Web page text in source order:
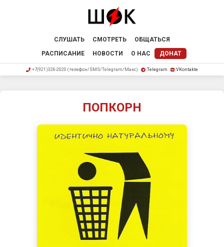
СЛУШАТЬ СМОТРЕТЬ
ОБЩАТЬСЯ
РАСПИСАНИЕ
НОВОСТИ О НАС ДОНАТ
+7(921)326-2020 (телефон/SMS/Telegram/Макс) Telegram VKontakte
ПОПКОРН